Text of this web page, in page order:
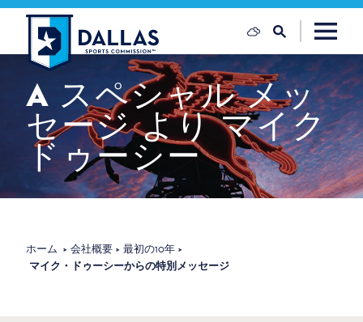
コンテンツへスキップ
A スペシャル メッ
セージ より マイク
ドゥーシー
ホーム 会社概要
最初の10年
マイク・ドゥーシーからの特別メッセージ